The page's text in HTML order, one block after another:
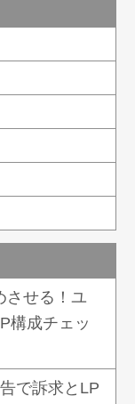
させる！ユ
構成チェッ
で訴求とLP